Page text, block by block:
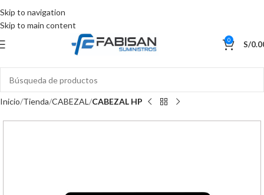
Skip to navigation
Skip to main content
0 S/
Inicio Tienda CABEZAL CABEZAL HP